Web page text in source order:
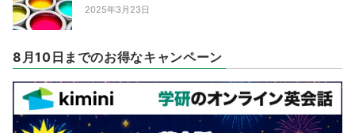
2025年3月23日
8月10日までのお得なキャンペーン